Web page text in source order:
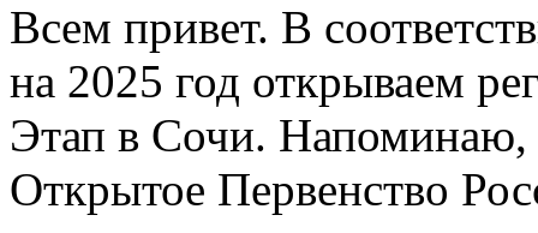
Всем привет. В
на 2025 год открываем
Этап в Сочи. Напоминаю,
Открытое Первенство